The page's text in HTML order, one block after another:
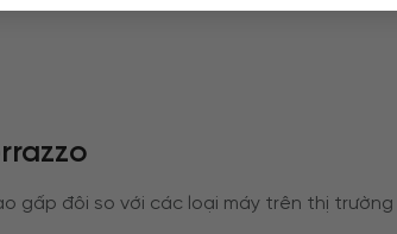
gấp đôi so với các loại máy trên thị